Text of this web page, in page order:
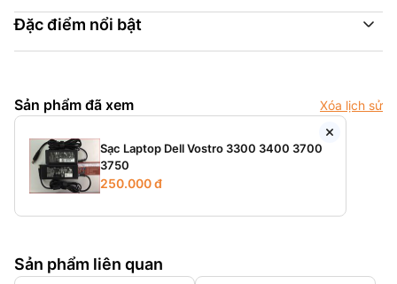
Đặc điểm nổi bật
Sản phẩm đã xem Xóa lịch sử
Sạc Laptop Dell Vostro 3300 3400 3700
3750
250.000 đ
Sản phẩm liên quan